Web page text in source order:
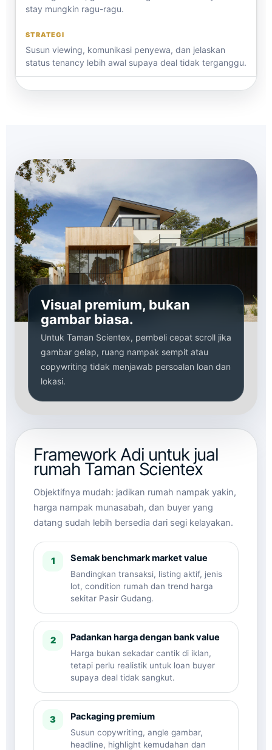
stay mungkin ragu-ragu.
Susun viewing, komunikasi penyewa, dan jelaskan
status tenancy lebih awal supaya deal tidak terganggu.
Visual premium, bukan
gambar biasa.
Untuk Taman Scientex, pembeli cepat scroll jika
gambar gelap, ruang nampak sempit atau
copywriting tidak menjawab persoalan loan dan
lokasi.
Framework Adi untuk jual
rumah Taman Scientex
Objektifnya mudah: jadikan rumah nampak yakin,
harga nampak munasabah, dan buyer yang
datang sudah lebih bersedia dari segi kelayakan.
1 Semak benchmark market value
Bandingkan transaksi, listing aktif, jenis
lot, condition rumah dan trend harga
sekitar Pasir Gudang.
2 Padankan harga dengan bank value
Harga bukan sekadar cantik di iklan,
tetapi perlu realistik untuk loan buyer
supaya deal tidak sangkut.
3 Packaging premium
Susun copywriting, angle gambar,
headline, highlight kemudahan dan